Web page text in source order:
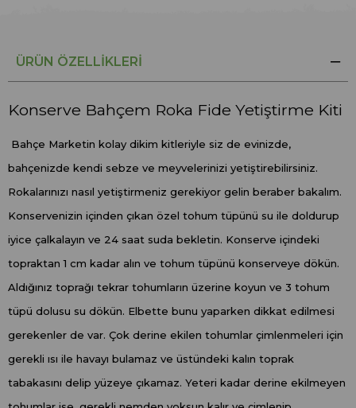
ÜRÜN ÖZELLIKLERI
Konserve Bahçem Roka Fide Yetiştirme Kiti
Bahçe Marketin kolay dikim kitleriyle siz de evinizde,
bahçenizde kendi sebze ve meyvelerinizi yetiştirebilirsiniz.
Rokalarınızı nasıl yetiştirmeniz gerekiyor gelin beraber bakalım.
Konservenizin içinden çıkan özel tohum tüpünü su ile doldurup
iyice çalkalayın ve 24 saat suda bekletin. Konserve içindeki
topraktan 1 cm kadar alın ve tohum tüpünü konserveye dökün.
Aldığınız toprağı tekrar tohumların üzerine koyun ve 3 tohum
tüpü dolusu su dökün. Elbette bunu yaparken dikkat edilmesi
gerekenler de var. Çok derine ekilen tohumlar çimlenmeleri için
gerekli ısı ile havayı bulamaz ve üstündeki kalın toprak
tabakasını delip yüzeye çıkamaz. Yeteri kadar derine ekilmeyen